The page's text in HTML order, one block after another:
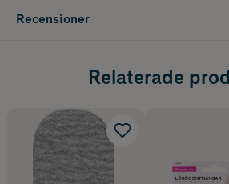
Recensioner
Relaterade